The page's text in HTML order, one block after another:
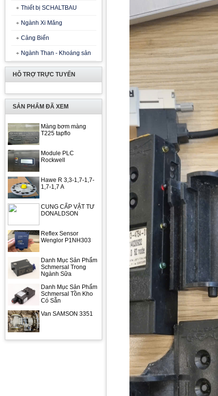
Thiết bị SCHALTBAU
Ngành Xi Măng
Cảng Biển
Ngành Than - Khoáng sản
HỖ TRỢ TRỰC TUYẾN
SẢN PHẨM ĐÃ XEM
Màng bơm màng
T225 tapflo
Module PLC
Rockwell
Hawe R 3,3-1,7-1,7-
1,7-1,7 A
CUNG CẤP VẬT TƯ
DONALDSON
Reflex Sensor
Wenglor P1NH303
Danh Mục Sản Phẩm
Schmersal Trong
Ngành Sữa
Danh Mục Sản Phẩm
Schmersal Tồn Kho
Có Sẵn
Van SAMSON 3351